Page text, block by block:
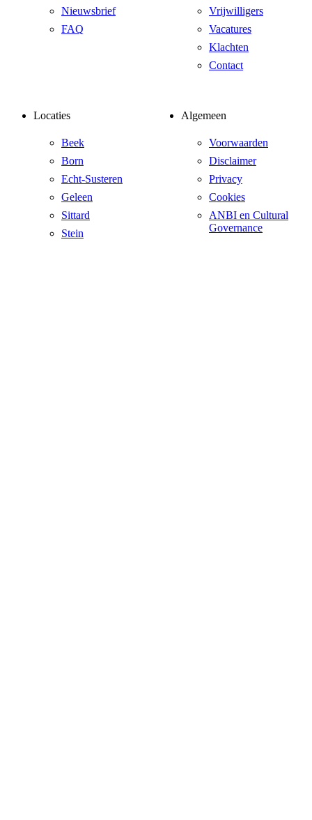
Nieuwsbrief
FAQ
Vrijwilligers
Vacatures
Klachten
Contact
Locaties
Beek
Born
Echt-Susteren
Geleen
Sittard
Stein
Algemeen
Voorwaarden
Disclaimer
Privacy
Cookies
ANBI en Cultural
Governance